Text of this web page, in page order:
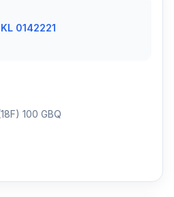
0142221
100 GBQ